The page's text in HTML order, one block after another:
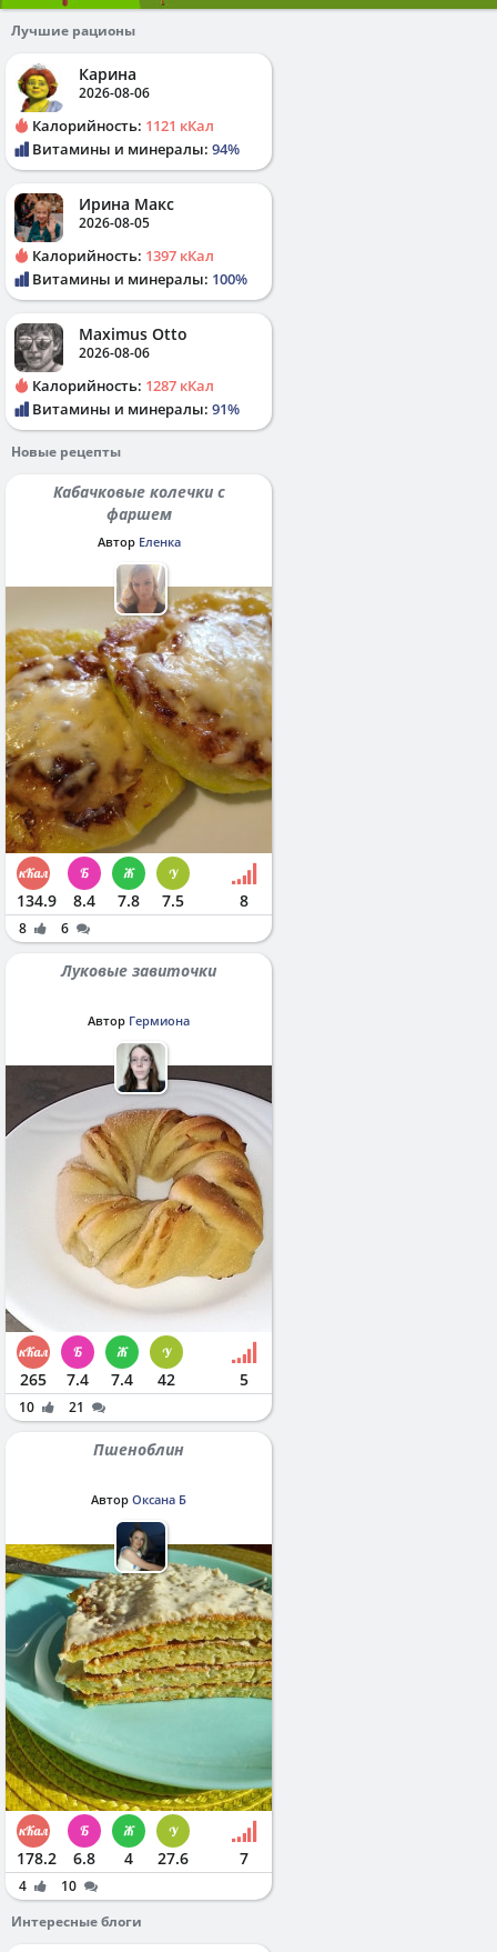
Лучшие рационы
Карина
2026-08-06
Калорийность: 1121 кКал
Витамины и минералы: 94%
Ирина Макс
2026-08-05
Калорийность: 1397 кКал
Витамины и минералы: 100%
Maximus Otto
2026-08-06
Калорийность: 1287 кКал
Витамины и минералы: 91%
Новые рецепты
Кабачковые колечки с
фаршем
Автор Еленка
134.9 8.4 7.8 7.5 8
8 6
Луковые завиточки
Автор Гермиона
265 7.4 7.4 42 5
10 21
Пшеноблин
Автор Оксана Б
178.2 6.8 4 27.6 7
4
10
Интересные блоги